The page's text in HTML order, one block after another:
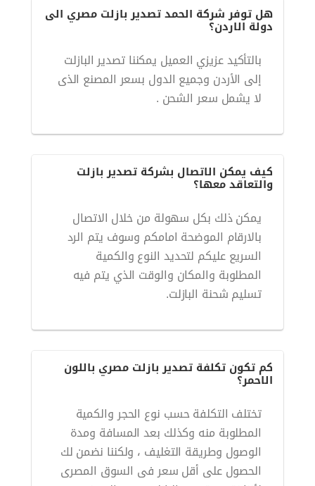
هل توفر شركة الحمد تصدير بازلت مصري الى
دولة الاردن؟
بالتأكيد عزيزي العميل يمكننا تصدير البازلت
إلى الأردن وجميع الدول بسعر المصنع الذى
لا يشمل سعر الشحن .
كيف يمكن الاتصال بشركة تصدير بازلت
والتعاقد معها؟
يمكن ذلك بكل سهولة من خلال الاتصال
بالارقام الموضحة امامكم وسوف يتم الرد
السريع عليكم لتحديد النوع والكمية
المطلوبة والمكان والوقت الذي يتم فيه
تسليم شحنة البازلت.
كم تكون تكلفة تصدير بازلت مصري باللون
الاحمر؟
تختلف التكلفة حسب نوع الحجر والكمية
المطلوبة منه وكذلك بعد المسافة ومدة
الوصول وطريقة التغليف ، ولكننا نضمن لك
الحصول على أقل سعر فى السوق المصرى